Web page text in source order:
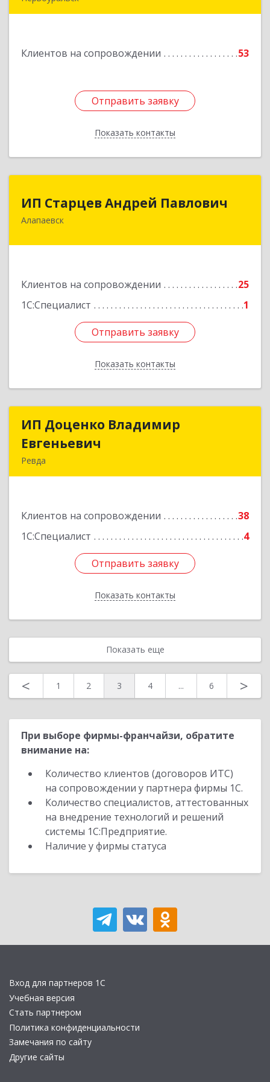
Клиентов на сопровождении 53
Отправить заявку
Показать контакты
Отправить заявку
Назад
ИП Старцев Андрей Павлович
Алапаевск
Клиентов на сопровождении
25
1С:Специалист
1
Отправить заявку
Показать контакты
ИП Старцев Андрей Павлович
624601, Свердловская обл, Алапаевск г,
Отправить заявку
Назад
ИП Доценко Владимир
Евгеньевич
Ревда
Клиентов на сопровождении
38
1С:Специалист
4
Отправить заявку
Показать контакты
ИП Доценко Владимир
Подробнее
Отправить заявку
Назад
Показать еще
< 1 2 3 4 ... 6 >
При выборе фирмы-франчайзи, обратите
внимание на:
Количество клиентов (договоров ИТС)
на сопровождении у партнера фирмы 1С.
Количество специалистов, аттестованных
на внедрение технологий и решений
системы 1С:Предприятие.
Наличие у фирмы статуса
Вход для партнеров 1С
Учебная версия
Стать партнером
Политика конфиденциальности
Замечания по сайту
Другие сайты